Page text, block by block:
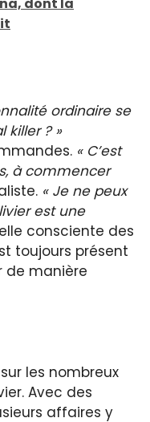
ordinaire se
killer ? »
« C’est
à commencer
« Je ne peux
est une
consciente des
toujours présent
de manière
les nombreux
Avec des
affaires y